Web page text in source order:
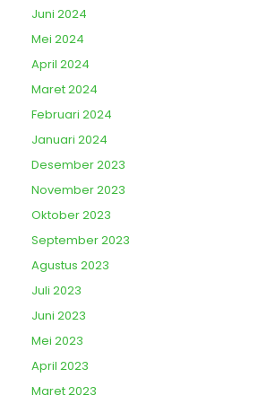
Juni 2024
Mei 2024
April 2024
Maret 2024
Februari 2024
Januari 2024
Desember 2023
November 2023
Oktober 2023
September 2023
Agustus 2023
Juli 2023
Juni 2023
Mei 2023
April 2023
Maret 2023